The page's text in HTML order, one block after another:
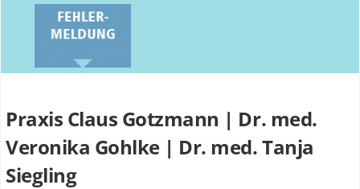
Praxis Claus Gotzmann | Dr. med.
Veronika Gohlke | Dr. med. Tanja
Siegling